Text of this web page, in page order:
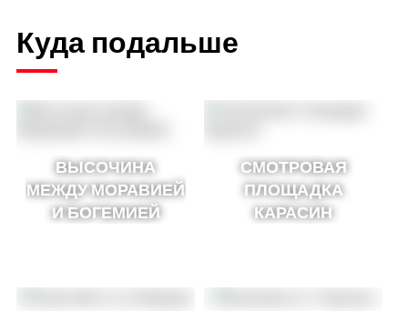
Куда подальше
ВЫСОЧИНА
МЕЖДУ МОРАВИЕЙ
И БОГЕМИЕЙ
СМОТРОВАЯ
ПЛОЩАДКА
КАРАСИН